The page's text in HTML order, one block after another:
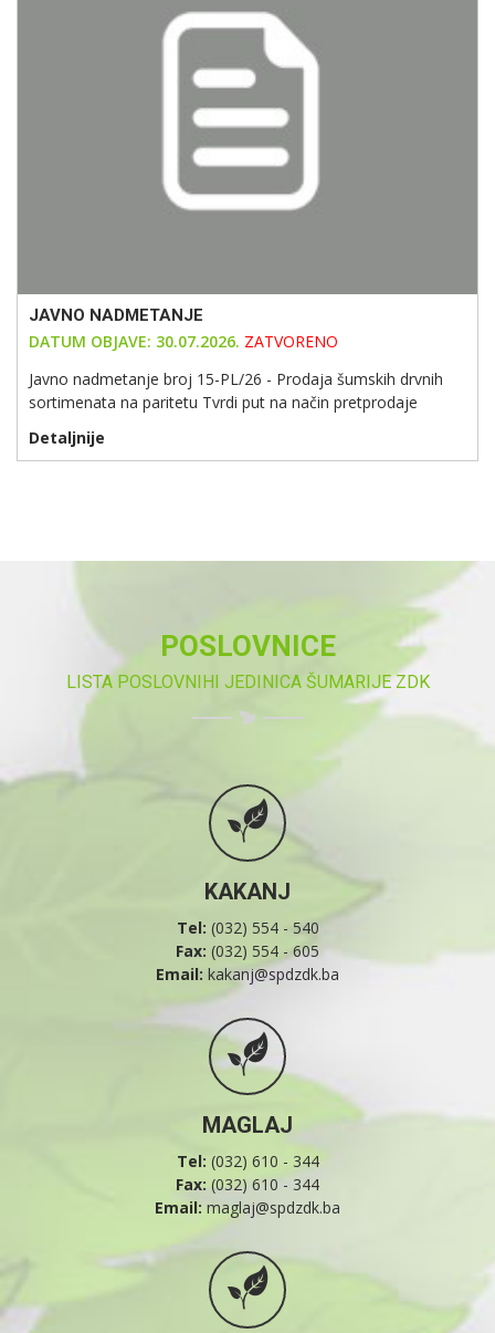
JAVNO NADMETANJE
DATUM OBJAVE: 30.07.2026. ZATVORENO
Javno nadmetanje broj 15-PL/26 - Prodaja šumskih drvnih
sortimenata na paritetu Tvrdi put na način pretprodaje
Detaljnije
POSLOVNICE
LISTA POSLOVNIHI JEDINICA ŠUMARIJE ZDK
KAKANJ
Tel: (032) 554 - 540
Fax: (032) 554 - 605
Email: kakanj@spdzdk.ba
MAGLAJ
Tel: (032) 610 - 344
Fax: (032) 610 - 344
Email: maglaj@spdzdk.ba